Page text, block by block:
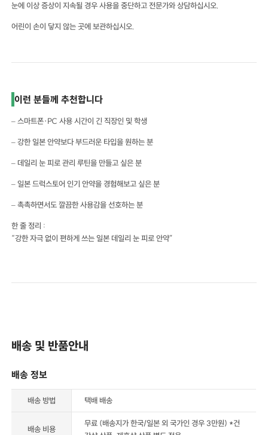
눈에 이상 증상이 지속될 경우 사용을 중단하고 전문가와 상담하십시오.
어린이 손이 닿지 않는 곳에 보관하십시오.
이런 분들께 추천합니다
– 스마트폰·PC 사용 시간이 긴 직장인 및 학생
– 강한 일본 안약보다 부드러운 타입을 원하는 분
– 데일리 눈 피로 관리 루틴을 만들고 싶은 분
– 일본 드럭스토어 인기 안약을 경험해보고 싶은 분
– 촉촉하면서도 깔끔한 사용감을 선호하는 분
한 줄 정리 :
“강한 자극 없이 편하게 쓰는 일본 데일리 눈 피로 안약”
배송 및 반품안내
배송 정보
배송 방법 택배 배송
배송 비용
무료 (배송지가 한국/일본 외 국가인 경우 3만원) *건